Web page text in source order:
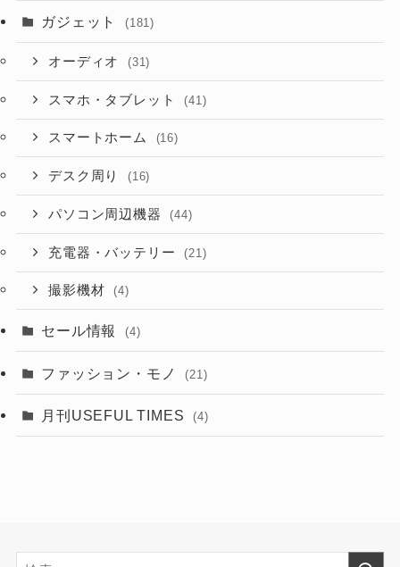
ガジェット (181)
オーディオ (31)
スマホ・タブレット (41)
スマートホーム (16)
デスク周り (16)
パソコン周辺機器 (44)
充電器・バッテリー (21)
撮影機材 (4)
セール情報 (4)
ファッション・モノ (21)
月刊USEFUL TIMES (4)